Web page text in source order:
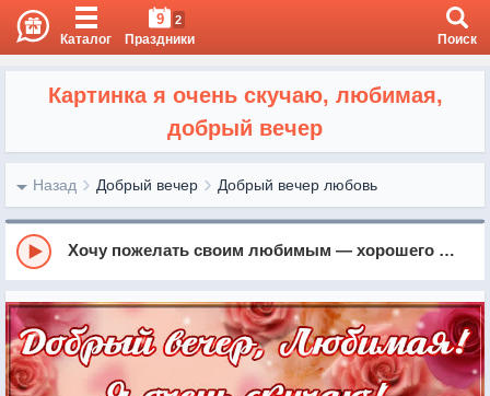
Каталог
9 2
Праздники Поиск
Картинка я очень скучаю, любимая,
добрый вечер
Назад Добрый вечер Добрый вечер любовь
Хочу пожелать своим любимым — хорошего вечера!